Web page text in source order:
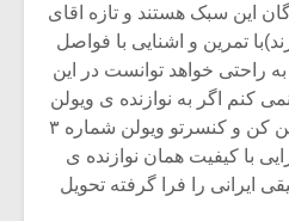
این سبک هستند و تازه اقای
ویولن ۲ مینوازند)با تمرین و اشنایی با فواصل
راحتی خواهد توانست در این
کنم اگر به نوازنده ی ویولن
ایرانی بگویید یک سال تمرین کن و کنسرتو ویولن شماره ۳
با کیفیت همان نوازنده ی
ایرانی را فرا گرفته تحویل